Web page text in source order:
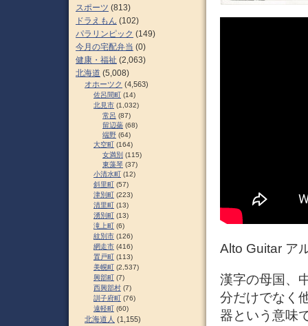
Alto Guitar ア
漢字の母国、
分だけでなく
器という意味
スポーツ (813)
ドラえもん (102)
パラリンピック (149)
今月の宅配弁当 (0)
健康・福祉 (2,063)
北海道 (5,008)
オホーツク (4,563)
佐呂間町 (14)
北見市 (1,032)
常呂 (87)
留辺蘂 (68)
端野 (64)
大空町 (164)
女満別 (115)
東藻琴 (37)
小清水町 (12)
斜里町 (57)
津別町 (223)
清里町 (13)
湧別町 (13)
滝上町 (6)
紋別市 (126)
網走市 (416)
置戸町 (113)
美幌町 (2,537)
興部町 (7)
西興部村 (7)
訓子府町 (76)
遠軽町 (60)
北海道人 (1,155)